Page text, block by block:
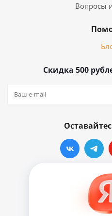
Вопросы
Скидка 500
Наши